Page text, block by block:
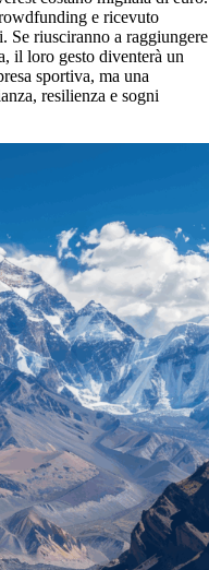
e ricevuto
Se riusciranno a raggiungere
il loro gesto diventerà un
sportiva, ma una
resilienza e sogni